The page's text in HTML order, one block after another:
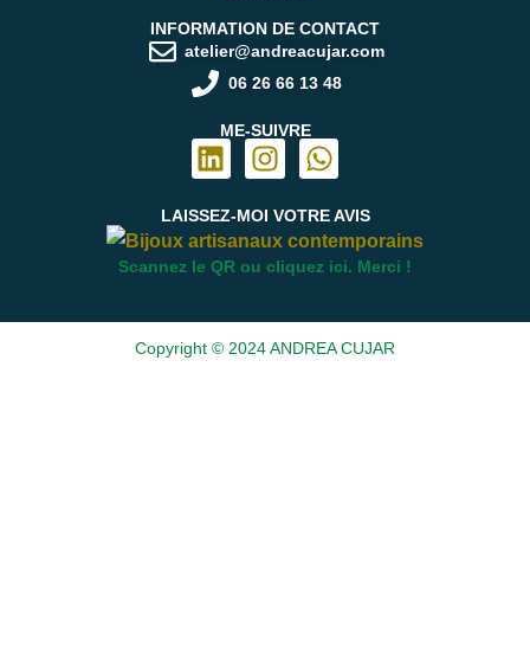
INFORMATION DE CONTACT
atelier@andreacujar.com
06 26 66 13 48
ME-SUIVRE
LAISSEZ-MOI VOTRE AVIS
Scannez le QR ou cliquez ici. Merci !
Copyright © 2024 ANDREA CUJAR